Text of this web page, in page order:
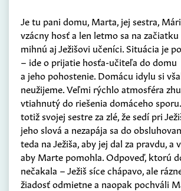
Je tu pani domu, Marta, jej sestra,
vzácny hosť a len letmo sa na
mihnú aj Ježišovi učeníci. Situácia je
– ide o prijatie hosťa-učiteľa do domu
a jeho pohostenie. Domácu idylu si
neužijeme. Veľmi rýchlo atmosféra
vtiahnutý do riešenia domáceho
totiž svojej sestre za zlé, že sedí pri
jeho slová a nezapája sa do
teda na Ježiša, aby jej dal za pravdu, a
aby Marte pomohla. Odpoveď, ktorú
nečakala – Ježiš síce chápavo, ale
žiadosť odmietne a naopak pochváli